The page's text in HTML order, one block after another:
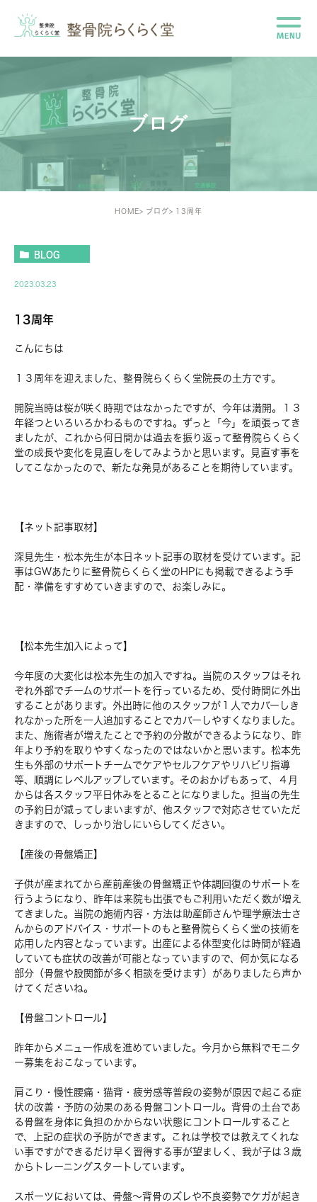
ブログ
HOME ブログ 13周年
BLOG
2023.03.23
13周年
こんにちは
１３周年を迎えました、整骨院らくらく堂院長の土方です。
開院当時は桜が咲く時期ではなかったですが、今年は満開。１３
年経つといろいろかわるものですね。ずっと「今」を頑張ってき
ましたが、これから何日間かは過去を振り返って整骨院らくらく
堂の成長や変化を見直しをしてみようかと思います。見直す事を
してこなかったので、新たな発見があることを期待しています。
【ネット記事取材】
深見先生・松本先生が本日ネット記事の取材を受けています。記
事はGWあたりに整骨院らくらく堂のHPにも掲載できるよう手
配・準備をすすめていきますので、お楽しみに。
【松本先生加入によって】
今年度の大変化は松本先生の加入ですね。当院のスタッフはそれ
ぞれ外部でチームのサポートを行っているため、受付時間に外出
することがあります。外出時に他のスタッフが１人でカバーしき
れなかった所を一人追加することでカバーしやすくなりました。
また、施術者が増えたことで予約の分散ができるようになり、昨
年より予約を取りやすくなったのではないかと思います。松本先
生も外部のサポートチームでケアやセルフケアやリハビリ指導
等、順調にレベルアップしています。そのおかげもあって、４月
からは各スタッフ平日休みをとることになりました。担当の先生
の予約日が減ってしまいますが、他スタッフで対応させていただ
きますので、しっかり治しにいらしてください。
【産後の骨盤矯正】
子供が産まれてから産前産後の骨盤矯正や体調回復のサポートを
行うようになり、昨年は来院も出張でもご利用いただく数が増え
てきました。当院の施術内容・方法は助産師さんや理学療法士さ
んからのアドバイス・サポートのもと整骨院らくらく堂の技術を
応用した内容となっています。出産による体型変化は時間が経過
していても症状の改善が可能となっていますので、何か気になる
部分（骨盤や股関節が多く相談を受けます）がありましたら声か
けてくださいね。
【骨盤コントロール】
昨年からメニュー作成を進めていました。今月から無料でモニタ
ー募集をおこなっています。
肩こり・慢性腰痛・猫背・疲労感等普段の姿勢が原因で起こる症
状の改善・予防の効果のある骨盤コントロール。背骨の土台であ
る骨盤を身体に負担のかからない状態にコントロールすること
で、上記の症状の予防ができます。これは学校では教えてくれな
い事ですができるだけ早く習得する事が望ましく、我が子は３歳
からトレーニングスタートしています。
スポーツにおいては、骨盤～背骨のズレや不良姿勢でケガが起き